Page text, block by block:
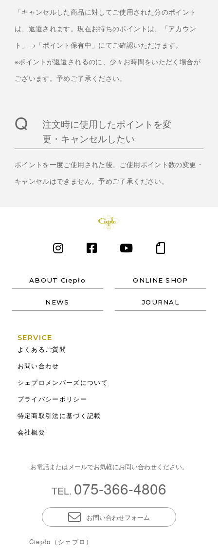
「キャンセルした商品に対してご使用された分のポイント
は、返還されます。現在お持ちのポイントは、「アカウン
ト」→「ポイント保有中」にてご確認いただけます。
※ポイントが返還されるのに、少々お時間をいただく場合が
ございます。予めご了承ください。
注文時に使用したポイントを変
更・キャンセルしたい
ポイントを一度ご使用された後、ご使用ポイント数の変更・
キャンセルはできません。予めご了承ください。
ABOUT Ciepło ONLINE SHOP
NEWS JOURNAL
SERVICE
よくあるご質問
お問い合わせ
シェプロメンバーズについて
プライバシーポリシー
特定商取引法に基づく記載
会社概要
お電話またはメールでお気軽にお問い合わせください。
TEL. 075-366-4806
お問い合わせフォーム
Ciepło（シェプロ）